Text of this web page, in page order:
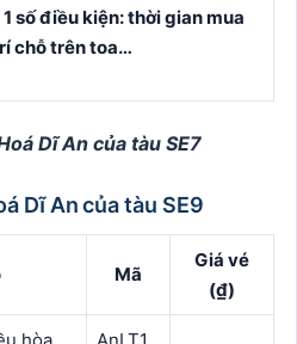
số điều kiện: thời gian mua
chỗ trên toa…
Dĩ An của tàu SE7
Dĩ An của tàu SE9
Mã
Giá vé
(₫)